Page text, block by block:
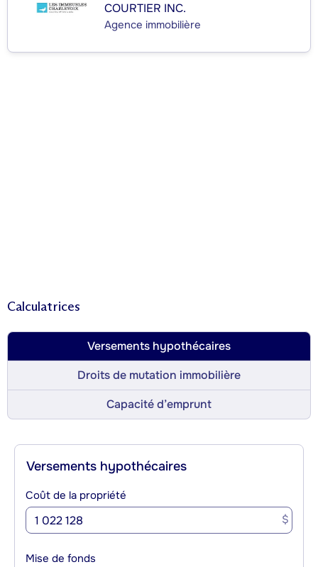
COURTIER INC.
Agence immobilière
Calculatrices
Versements hypothécaires
Droits de mutation immobilière
Capacité d’emprunt
Versements hypothécaires
Coût de la propriété
$
Mise de fonds